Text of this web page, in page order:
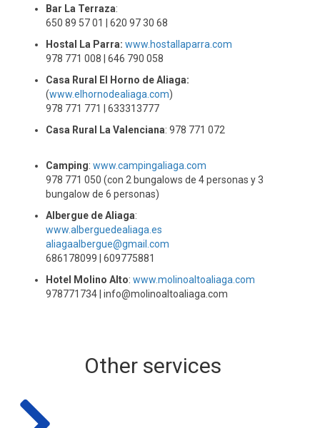
Bar La Terraza:
650 89 57 01 | 620 97 30 68
Hostal La Parra: www.hostallaparra.com
978 771 008 | 646 790 058
Casa Rural El Horno de Aliaga:
(www.elhornodealiaga.com)
978 771 771 | 633313777
Casa Rural La Valenciana: 978 771 072
Camping: www.campingaliaga.com
978 771 050 (con 2 bungalows de 4 personas y 3
bungalow de 6 personas)
Albergue de Aliaga:
www.alberguedealiaga.es
aliagaalbergue@gmail.com
686178099 | 609775881
Hotel Molino Alto: www.molinoaltoaliaga.com
978771734 | info@molinoaltoaliaga.com
Other services